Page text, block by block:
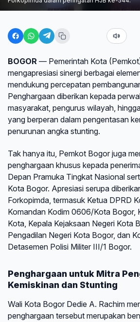
BOGOR — Pemerintah Kota
mengapresiasi sinergi berbagai
mendukung percepatan
Penghargaan diberikan kepada
masyarakat, pengurus wilayah,
yang berperan dalam pengentasan
penurunan angka stunting.
Tak hanya itu, Pemkot Bogor juga
penghargaan khusus kepada
Depan Pramuka Tingkat Nasional
Kota Bogor. Apresiasi serupa
Forkopimda, termasuk Ketua DPRD
Komandan Kodim 0606/Kota Bogor,
Kota, Kepala Kejaksaan Negeri Kota
Pengadilan Negeri Kota Bogor, dan
Detasemen Polisi Militer III/1 Bogor.
Penghargaan untuk Mitra
Kemiskinan dan Stunting
Wali Kota Bogor Dedie A. Rachim
penghargaan tersebut merupakan